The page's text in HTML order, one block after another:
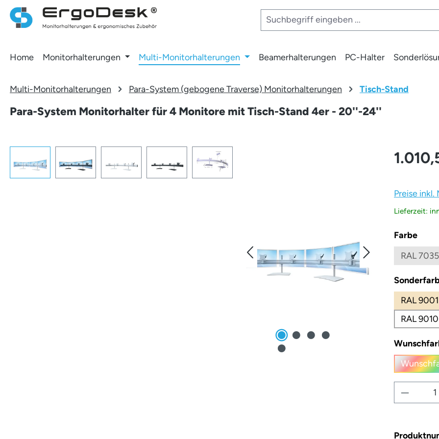
Hauptinhalt springen
Zur Suche springen
Zur Hauptnavigation springen
Home Monitorhalterungen Multi-Monitorhalterungen Beamerhalterungen PC-Halter
Multi-Monitorhalterungen Para-System (gebogene Traverse) Monitorhalterungen Tisch-Stand
Para-System Monitorhalter für 4 Monitore mit Tisch-Stand 4er - 20''-24''
Preise inkl.
Lieferzeit:
Farbe
RAL
RAL
RAL